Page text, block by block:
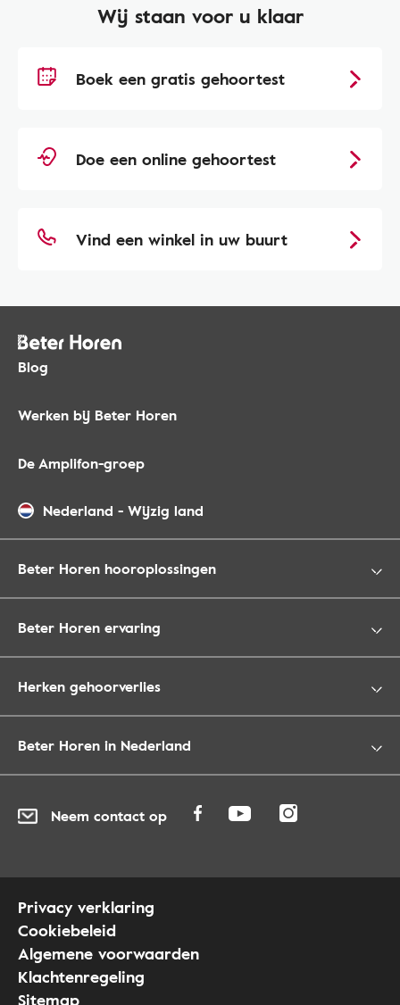
Wij staan voor u klaar
Boek een gratis gehoortest
Doe een online gehoortest
Vind een winkel in uw buurt
Blog
Werken bij Beter Horen
De Amplifon-groep
Nederland - Wijzig land
Beter Horen hooroplossingen
Beter Horen ervaring
Herken gehoorverlies
Beter Horen in Nederland
Neem contact op
Privacy verklaring
Cookiebeleid
Algemene voorwaarden
Klachtenregeling
Sitemap